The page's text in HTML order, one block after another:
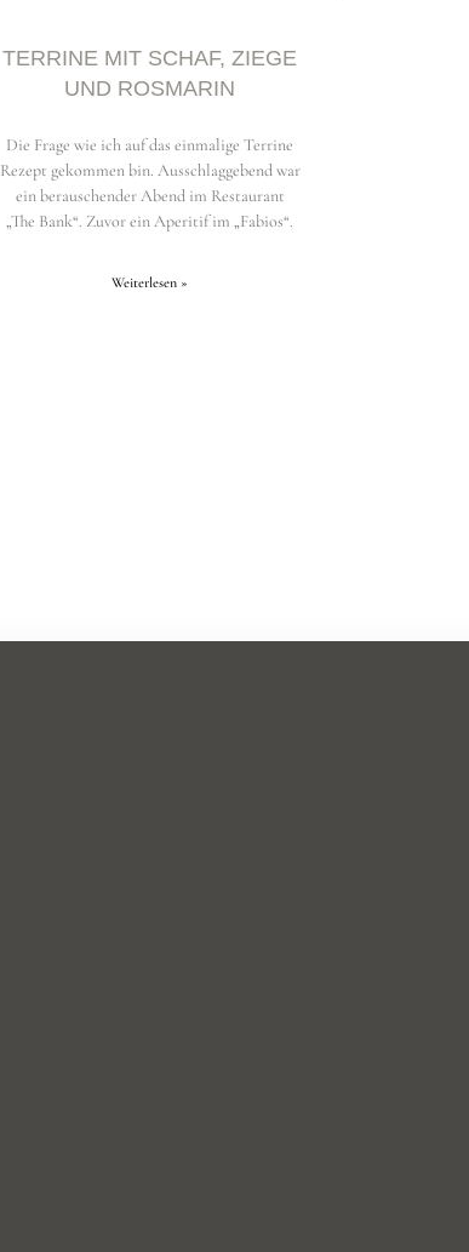
TERRINE MIT SCHAF, ZIEGE
UND ROSMARIN
Die Frage wie ich auf das einmalige Terrine
Rezept gekommen bin. Ausschlaggebend war
ein berauschender Abend im Restaurant
„The Bank“. Zuvor ein Aperitif im „Fabios“.
Weiterlesen »